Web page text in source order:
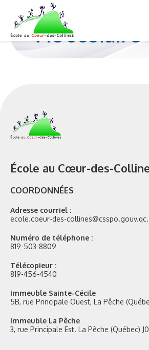
Bon été 2026! Veuillez noter que l'école
juillet au 10 août 2026 inclusivement pour
Vie scolaire
École au Cœur-des-
COORDONNÉES
Adresse courriel :
ecole.coeur-des-
Numéro de téléphone :
819-503-8809
Télécopieur :
819-456-4540
Immeuble Sainte-Cécile
5B, rue Principale Ouest, La Pêche
Immeuble La Pêche
3, rue Principale Est. La Pêche (Québec)